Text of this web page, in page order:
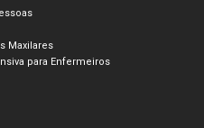
Maxilares
para Enfermeiros